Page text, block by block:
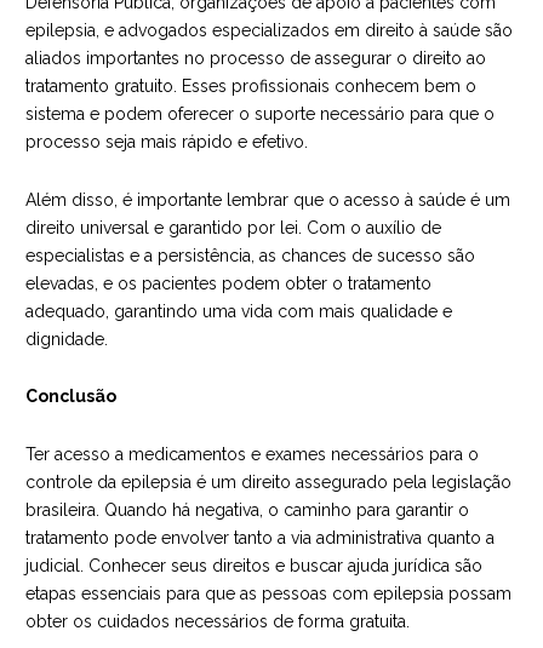
epilepsia, e advogados especializados em direito à saúde são
aliados importantes no processo de assegurar o direito ao
tratamento gratuito. Esses profissionais conhecem bem o
sistema e podem oferecer o suporte necessário para que o
processo seja mais rápido e efetivo.
Além disso, é importante lembrar que o acesso à saúde é um
direito universal e garantido por lei. Com o auxílio de
especialistas e a persistência, as chances de sucesso são
elevadas, e os pacientes podem obter o tratamento
adequado, garantindo uma vida com mais qualidade e
dignidade.
Conclusão
Ter acesso a medicamentos e exames necessários para o
controle da epilepsia é um direito assegurado pela legislação
brasileira. Quando há negativa, o caminho para garantir o
tratamento pode envolver tanto a via administrativa quanto a
judicial. Conhecer seus direitos e buscar ajuda jurídica são
etapas essenciais para que as pessoas com epilepsia possam
obter os cuidados necessários de forma gratuita.